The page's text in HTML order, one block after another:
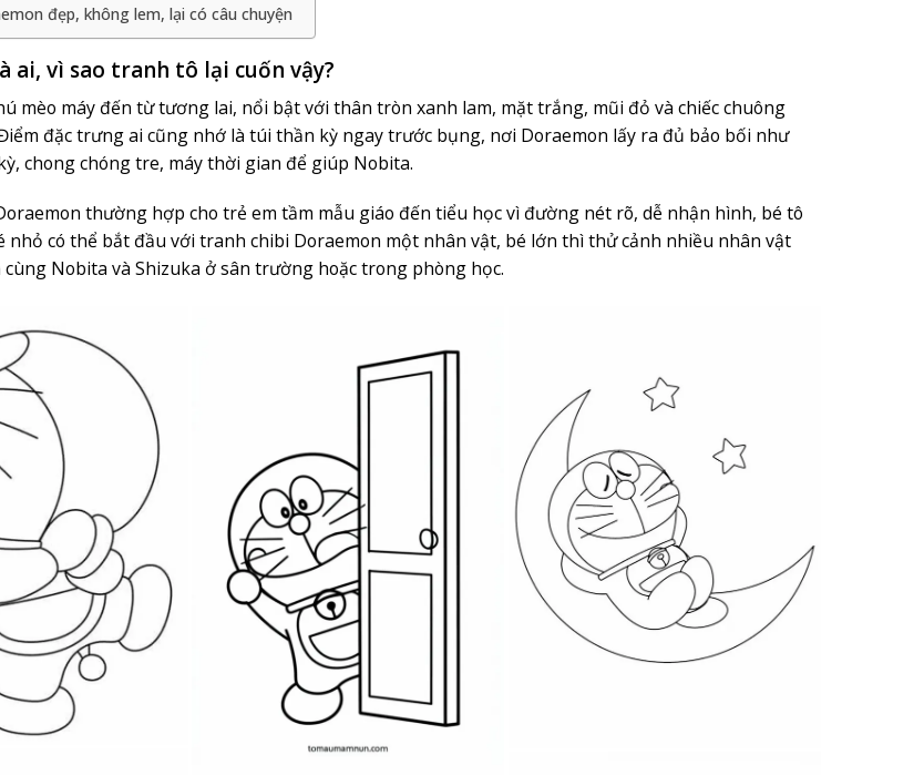
đẹp, không lem, lại có câu chuyện
ai, vì sao tranh tô lại cuốn vậy?
mèo máy đến từ tương lai, nổi bật với thân tròn xanh lam, mặt trắng, mũi đỏ và chiếc chuông
đặc trưng ai cũng nhớ là túi thần kỳ ngay trước bụng, nơi Doraemon lấy ra đủ bảo bối như
chong chóng tre, máy thời gian để giúp Nobita.
thường hợp cho trẻ em tầm mẫu giáo đến tiểu học vì đường nét rõ, dễ nhận hình, bé tô
nhỏ có thể bắt đầu với tranh chibi Doraemon một nhân vật, bé lớn thì thử cảnh nhiều nhân vật
Nobita và Shizuka ở sân trường hoặc trong phòng học.